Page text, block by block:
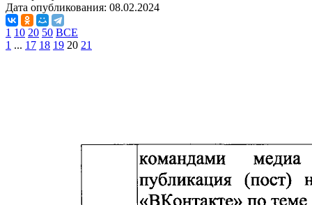
Дата опубликования: 08.02.2024
1 10 20 50 ВСЕ
1 ... 17 18 19 20 21